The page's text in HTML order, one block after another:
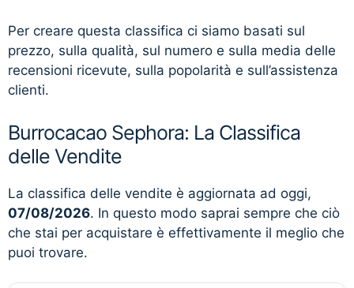
Per creare questa classifica ci siamo basati sul
prezzo, sulla qualità, sul numero e sulla media delle
recensioni ricevute, sulla popolarità e sull’assistenza
clienti.
Burrocacao Sephora: La Classifica
delle Vendite
La classifica delle vendite è aggiornata ad oggi,
07/08/2026. In questo modo saprai sempre che ciò
che stai per acquistare è effettivamente il meglio che
puoi trovare.